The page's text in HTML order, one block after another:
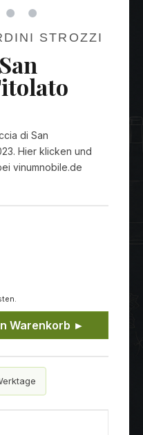
STROZZI
di San
Hier klicken und
vinumnobile.de
den
Warenkorb ►